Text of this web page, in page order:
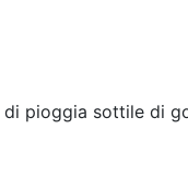
pioggia sottile di